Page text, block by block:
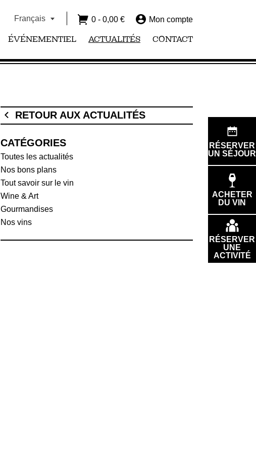
Français 0 - 0,00 € Mon compte
ÉVÉNEMENTIEL ACTUALITÉS CONTACT
RÉSERVER
UN SÉJOUR
ACHETER
DU VIN
RÉSERVER
UNE
ACTIVITÉ
RETOUR AUX ACTUALITÉS
CATÉGORIES
Toutes les actualités
Nos bons plans
Tout savoir sur le vin
Wine & Art
Gourmandises
Nos vins